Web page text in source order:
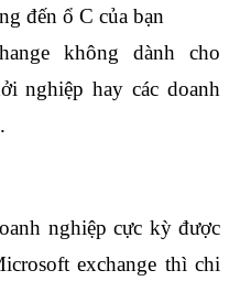
đến ổ C của bạn
không dành cho
nghiệp hay các doanh
nghiệp cực kỳ được
exchange thì chi